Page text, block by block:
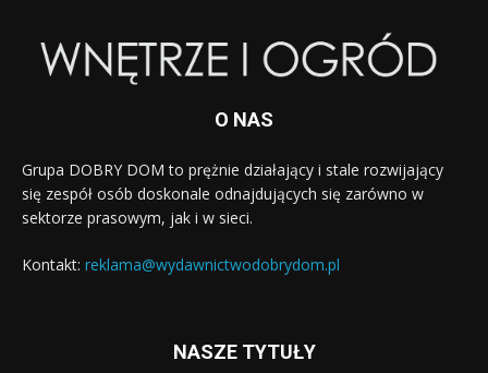
O NAS
Grupa DOBRY DOM to prężnie działający i stale rozwijający
się zespół osób doskonale odnajdujących się zarówno w
sektorze prasowym, jak i w sieci.
Kontakt: reklama@wydawnictwodobrydom.pl
NASZE TYTUŁY